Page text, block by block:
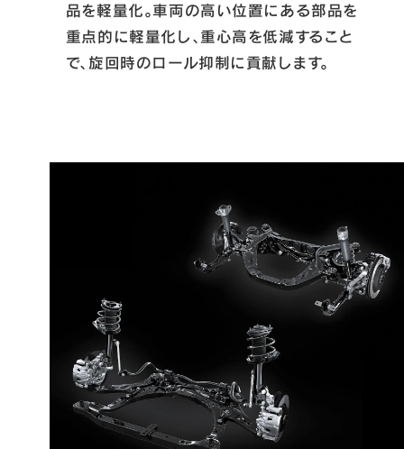
品を軽量化。車両の高い位置にある部品を
重点的に軽量化し、重心高を低減すること
で、旋回時のロール抑制に貢献します。